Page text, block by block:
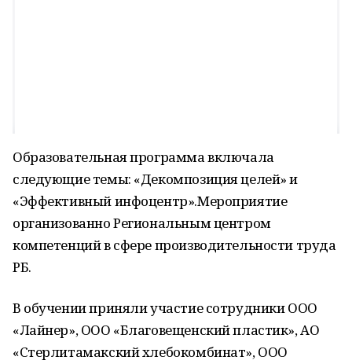
Образовательная программа включала
следующие темы: «Декомпозиция целей» и
«Эффективный инфоцентр».Мероприятие
организованно Региональным центром
компетенций в сфере производительности труда
РБ.
В обучении приняли участие сотрудники ООО
«Лайнер», ООО «Благовещенский пластик», АО
«Стерлитамакский хлебокомбинат», ООО